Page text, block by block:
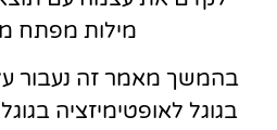
מילות מפתח
בהמשך מאמר זה נעבור
בגוגל לאופטימיזציה